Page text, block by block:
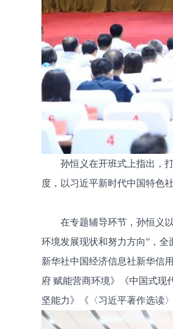
孙恒义在开班式上指出，打
度，以习近平新时代中国特色
在专题辅导环节，孙恒义以
环境发展现状和努力方向”，
新华社中国经济信息社新华信
府 赋能营商环境》《中国式现
坚能力》《〈习近平著作选读